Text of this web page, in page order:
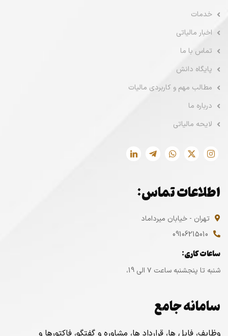
خدمات
اخبار مالیاتی
تماس با ما
پایگاه دانش
مطالب مهم و کاربردی مالیات
درباره ما
لایحه مالیاتی
اطلاعات تماس:
تهران - خیابان میرداماد
09106215010
ساعات کاری:
شنبه تا پنجشنبه ساعت ۷ الی 19،
سامانه جامع
وظایف، فایل ها، قرارداد ها، مشاوره و گفتگو، فاکتورها و